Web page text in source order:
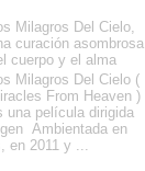
Milagros Del Cielo,
curación asombrosa
cuerpo y el alma
Milagros Del Cielo (
From Heaven )
una película dirigida
Ambientada en
en 2011 y ...